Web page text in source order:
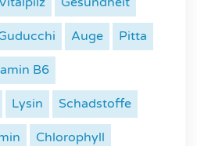
Auge Pitta
B6
Lysin Schadstoffe
Chlorophyll